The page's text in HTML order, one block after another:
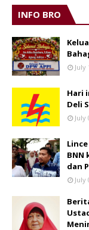
INFO BRO
July
Hari
Deli
July
BNN
dan
July